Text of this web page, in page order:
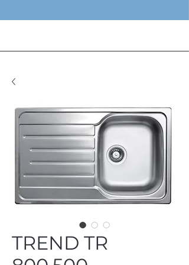
TREND TR